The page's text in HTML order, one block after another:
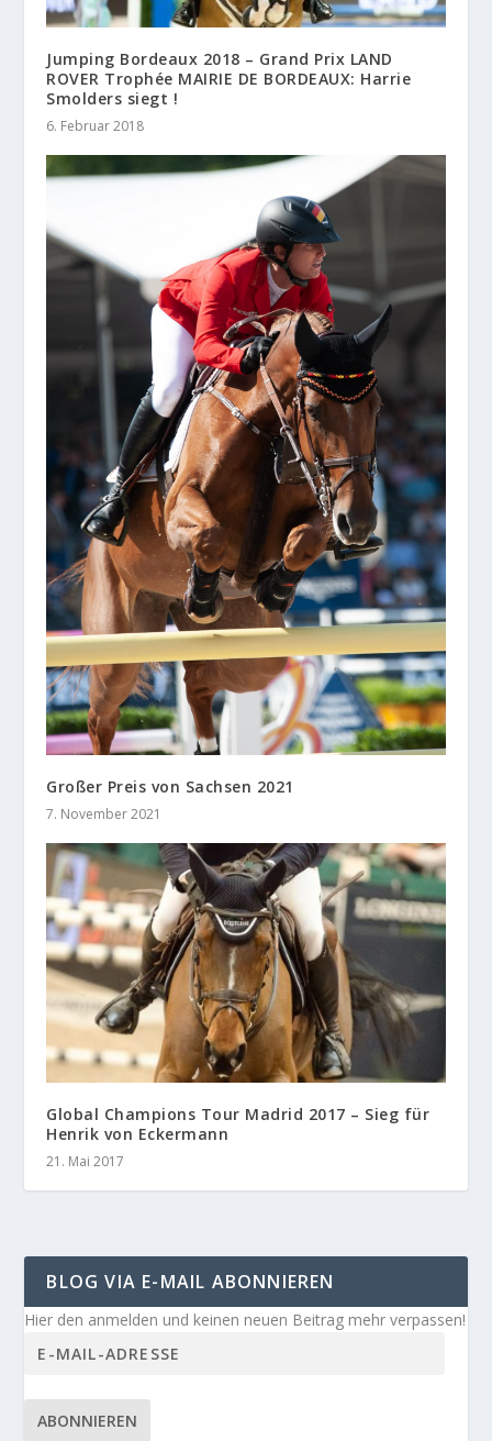
Jumping Bordeaux 2018 – Grand Prix LAND
ROVER Trophée MAIRIE DE BORDEAUX: Harrie
Smolders siegt !
6. Februar 2018
Großer Preis von Sachsen 2021
7. November 2021
Global Champions Tour Madrid 2017 – Sieg für
Henrik von Eckermann
21. Mai 2017
BLOG VIA E-MAIL ABONNIEREN
Hier den anmelden und keinen neuen Beitrag mehr verpassen!
ABONNIEREN